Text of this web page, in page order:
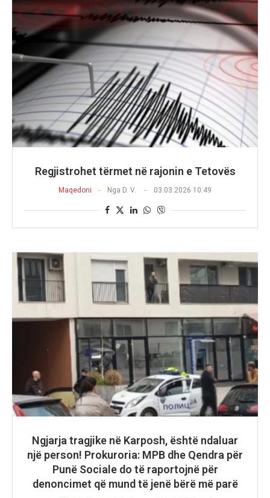
Regjistrohet tërmet në rajonin e Tetovës
Maqedoni Nga D. V. 03.03.2026 10:49
Ngjarja tragjike në Karposh, është ndaluar
një person! Prokuroria: MPB dhe Qendra për
Punë Sociale do të raportojnë për
denoncimet që mund të jenë bërë më parë